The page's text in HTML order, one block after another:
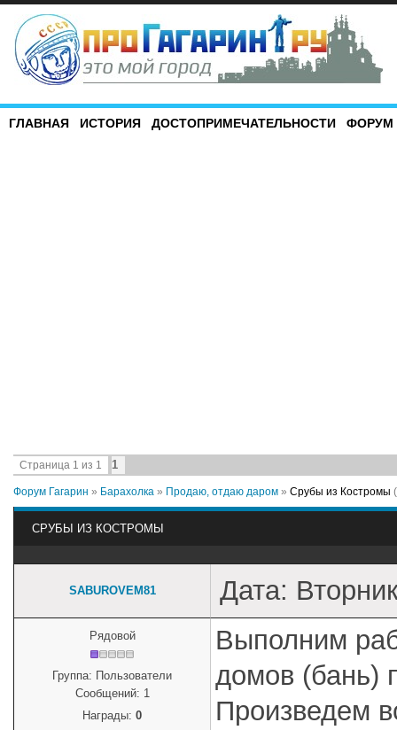
ГЛАВНАЯ ИСТОРИЯ ДОСТОПРИМЕЧАТЕЛЬНОСТИ ФОРУМ
Страница 1 из 1 1
Форум Гагарин » Барахолка » Продаю, отдаю даром » Срубы из Костромы
СРУБЫ ИЗ КОСТРОМЫ
SABUROVEM81 Дата:
Рядовой
Группа: Пользователи
Сообщений: 1
Награды: 0
Выполним
домов (бань)
Произведем